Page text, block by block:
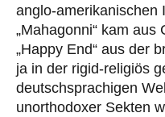
anglo-amerikanischen
„Mahagonni“ kam aus
„Happy End“ aus der
ja in der rigid-religiös
deutschsprachigen
unorthodoxer Sekten